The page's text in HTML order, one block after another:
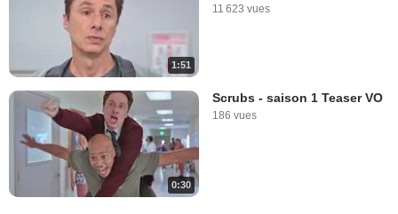
1:51
11 623 vues
0:30
Scrubs - saison 1 Teaser VO
186 vues